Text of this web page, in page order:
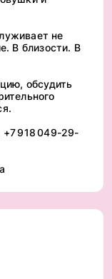
не
В близости. В
обсудить
+7 918 049-29-